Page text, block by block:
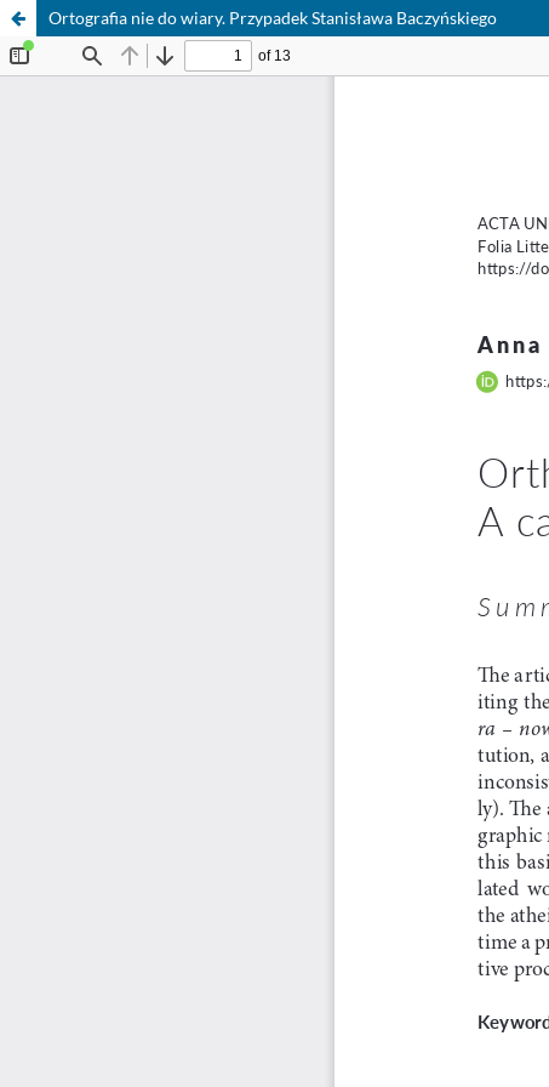
Ortografia nie do wiary. Przypadek Stanisława Baczyńskiego